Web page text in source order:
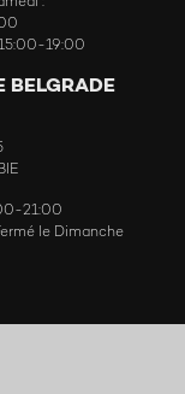
19:00
BELGRADE
21:00
le Dimanche